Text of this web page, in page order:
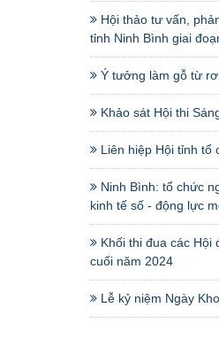
Hội thảo tư vấn,
tỉnh Ninh Bình giai
Ý tưởng làm gỗ từ
Khảo sát Hội thi
Liên hiệp Hội tỉnh tổ
Ninh Bình: tổ chức
kinh tế số - động lực
Khối thi đua các Hội
cuối năm 2024
Lễ kỷ niệm Ngày